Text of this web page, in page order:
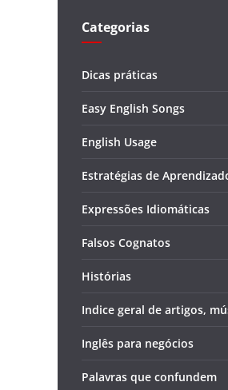
Categorias
Dicas práticas
Easy English Songs
English Usage
Estratégias de
Expressões Idiomáticas
Falsos Cognatos
Histórias
Indice geral de artigos,
Inglês para negócios
Palavras que confundem